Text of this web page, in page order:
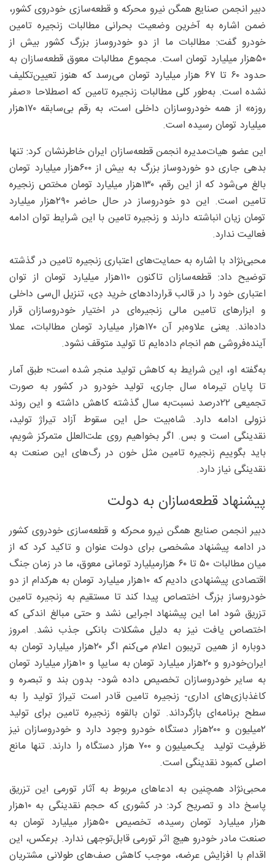
دبیر انجمن صنایع همگن نیرو محرکه و قطعه‌سازی خودروی کشور،
ضمن اشاره به آخرین وضعیت بحرانی مطالبات زنجیره تامین
خودرو گفت: مطالبات ما از دو خودروساز بزرگ کشور بیش از
۵۰‌هزار میلیارد تومان است. مجموع مطالبات معوق قطعه‌سازان به
حدود ۶۰ تا ۶۷ هزار میلیارد تومان می‌رسد که هنوز تعیین‌تکلیف
نشده است. به‌طور کلی مطالبات زنجیره تامین که اصطلاحا «صفر
روزه» از همه خودروسازان داخلی است، به رقم بی‌سابقه ۱۷۰‌هزار
میلیارد تومان رسیده است.
این عضو هیات‌مدیره انجمن قطعه‌سازان ایران خاطرنشان کرد: تنها
بدهی جاری دو خوردوساز بزرگ به بیش از ۶۰۰‌هزار میلیارد تومان
بالغ می‌شود که از این رقم، ۱۳۰‌هزار میلیارد تومان مختص زنجیره
تامین است. این دو خودروساز در حال حاضر ۲۹۰‌هزار میلیارد
تومان زیان انباشته دارند و زنجیره تامین با این شرایط توان ادامه
فعالیت ندارد.
محبی‌نژاد با اشاره به حمایت‌های اعتباری زنجیره تامین در گذشته
توضیح داد: قطعه‌سازان تاکنون ۱۱۰‌هزار میلیارد تومان از توان
اعتباری خود را در قالب قراردادهای خرید دِی، تنزیل ال‌سی داخلی
و ابزارهای تامین مالی زنجیره‌ای در اختیار خودروسازان قرار
داده‌اند. یعنی علاوه‌بر آن ۱۷۰هزار میلیارد تومان مطالبات، عملا
آینده‌فروشی هم انجام داده‌ایم تا تولید متوقف نشود.
به‌گفته او، این شرایط به کاهش تولید منجر شده است؛ طبق آمار
تا پایان تیرماه سال جاری، تولید خودرو در کشور به صورت
تجمیعی ۲۲‌درصد نسبت‌به سال گذشته کاهش داشته و این روند
نزولی ادامه دارد. شاه‌بیت حل این سقوط آزاد تیراژ تولید،
نقدینگی است و بس. اگر بخواهیم روی علت‌العلل متمرکز شویم،
باید بگوییم زنجیره تامین مثل خون در رگ‌های این صنعت به
نقدینگی نیاز دارد.
پیشنهاد قطعه‌سازان به دولت
دبیر انجمن صنایع همگن نیرو محرکه و قطعه‌سازی خودروی کشور
در ادامه پیشنهاد مشخصی برای دولت عنوان و تاکید کرد که از
میان مطالبات ۵۰ تا ۶۰ هزارمیلیارد تومانی معوق، ما در زمان جنگ
اقتصادی پیشنهادی دادیم که ۱۰‌هزار میلیارد تومان به هرکدام از دو
خودروساز بزرگ اختصاص پیدا کند تا مستقیم به زنجیره تامین
تزریق شود اما این پیشنهاد اجرایی نشد و حتی مبالغ اندکی که
اختصاص یافت نیز به دلیل مشکلات بانکی جذب نشد. امروز
دوباره از همین تریبون اعلام می‌کنم اگر ۲۰‌هزار میلیارد تومان به
ایران‌خودرو و ۲۰‌هزار میلیارد تومان به سایپا و ۱۰‌هزار میلیارد تومان
به سایر خودروسازان تخصیص داده شود- ‌بدون بند و تبصره و
کاغذبازی‌های اداری-‌ زنجیره تامین قادر است تیراژ تولید را به
سطح برنامه‌ای بازگرداند. توان بالقوه زنجیره تامین برای تولید
۲‌میلیون و ۲۰۰‌هزار دستگاه خودرو وجود دارد و خودروسازان نیز
ظرفیت تولید یک‌میلیون و ۷۰۰ هزار دستگاه را دارند. تنها مانع
اصلی کمبود نقدینگی است.
محبی‌نژاد همچنین به ادعاهای مربوط به آثار تورمی این تزریق
پاسخ داد و تصریح کرد: در کشوری که حجم نقدینگی به ۱۰‌هزار
هزار میلیارد تومان رسیده، تخصیص ۵۰‌هزار میلیارد تومان به
صنعت مادر خودرو هیچ اثر تورمی قابل‌توجهی ندارد. برعکس، این
اقدام با افزایش عرضه، موجب کاهش صف‌های طولانی مشتریان